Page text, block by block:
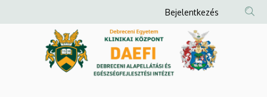
Debreceni
a
Anonim
Felhasználói
fiók
menüje
Bejelentkezés